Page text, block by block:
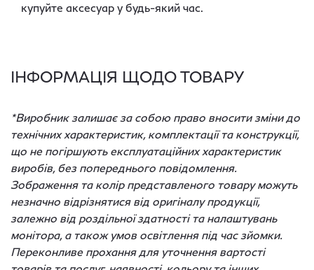
купуйте аксесуар у будь-який час.
ІНФОРМАЦІЯ ЩОДО ТОВАРУ
*Виробник залишає за собою право вносити зміни до
технічних характеристик, комплектації та конструкції,
що не погіршують експлуатаційних характеристик
виробів, без попереднього повідомлення.
Зображення та колір представленого товару можуть
незначно відрізнятися від оригіналу продукції,
залежно від роздільної здатності та налаштувань
монітора, а також умов освітлення під час зйомки.
Переконливе прохання для уточнення вартості